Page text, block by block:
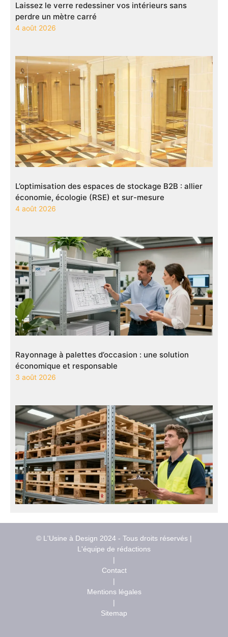
Laissez le verre redessiner vos intérieurs sans
perdre un mètre carré
4 août 2026
L’optimisation des espaces de stockage B2B : allier
économie, écologie (RSE) et sur-mesure
4 août 2026
Rayonnage à palettes d’occasion : une solution
économique et responsable
3 août 2026
© L'Usine à Design 2024 - Tous droits réservés |
L'équipe de rédactions
|
Contact
|
Mentions légales
|
Sitemap